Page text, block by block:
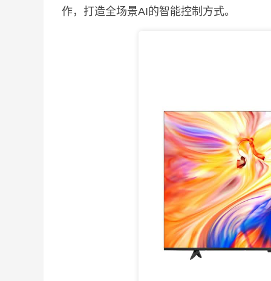
作，打造全场景AI的智能控制方式。